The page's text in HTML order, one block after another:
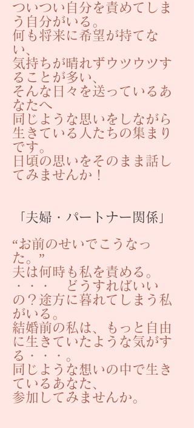
ついつい自分を責めてしま
う自分がいる。
何も将来に希望が持てな
い、
気持ちが晴れずウツウツす
ることが多い、
そんな日々を送っているあ
なたへ
同じような思いをしながら
生きている人たちの集まり
です。
日頃の思いをそのまま話し
てみませんか！
「夫婦・パートナー関係」
“お前のせいでこうなっ
た。”
夫は何時も私を責める。
・・・ どうすればいい
の？途方に暮れてしまう私
がいる。
結婚前の私は、もっと自由
に生きていたような気がす
る・・・。
同じような想いの中で生き
ているあなた、
参加してみませんか。